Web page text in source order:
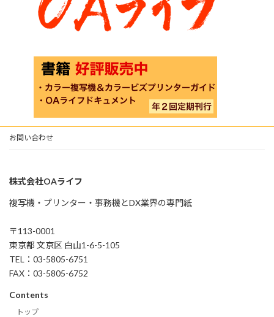
お問い合わせ
株式会社OAライフ
複写機・プリンター・事務機とDX業界の専門紙
〒113-0001
東京都 文京区 白山1-6-5-105
TEL：03-5805-6751
FAX：03-5805-6752
Contents
トップ